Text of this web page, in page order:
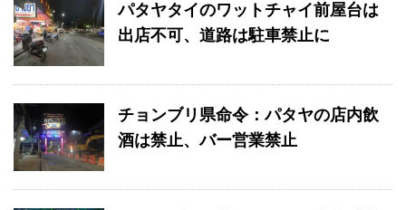
パタヤタイのワットチャイ前屋台は
出店不可、道路は駐車禁止に
チョンブリ県命令：パタヤの店内飲
酒は禁止、バー営業禁止